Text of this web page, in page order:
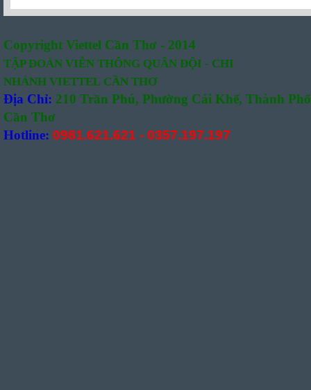
Copyright Viettel Cần Thơ - 2014
TẬP ĐOÀN VIỄN THÔNG QUÂN ĐỘI - CHI
NHÁNH VIETTEL CẦN THƠ
Địa Chỉ: 210 Trần Phú, Phường Cái Khế, Thành Phố
Cần Thơ
Hotline: 0981.621.621 - 0357.197.197